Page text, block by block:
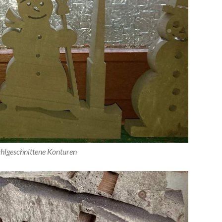
Konturen